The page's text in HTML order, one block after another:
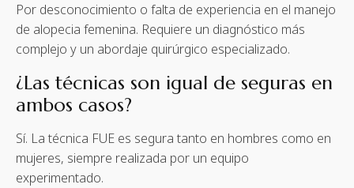
Por desconocimiento o falta de experiencia en el manejo
de alopecia femenina. Requiere un diagnóstico más
complejo y un abordaje quirúrgico especializado.
¿Las técnicas son igual de seguras en
ambos casos?
Sí. La técnica FUE es segura tanto en hombres como en
mujeres, siempre realizada por un equipo
experimentado.